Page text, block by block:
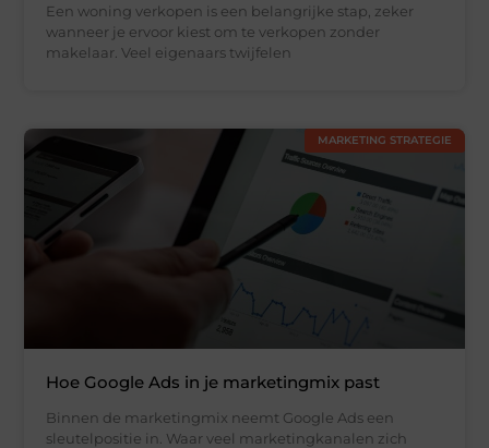
Een woning verkopen is een belangrijke stap, zeker
wanneer je ervoor kiest om te verkopen zonder
makelaar. Veel eigenaars twijfelen
MARKETING STRATEGIE
Hoe Google Ads in je marketingmix past
Binnen de marketingmix neemt Google Ads een
sleutelpositie in. Waar veel marketingkanalen zich